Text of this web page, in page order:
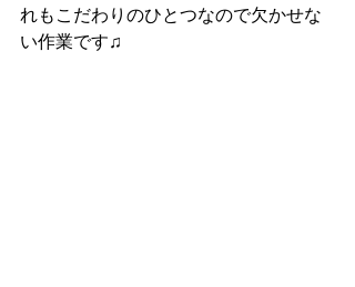
れもこだわりのひとつなので欠かせな
い作業です♫